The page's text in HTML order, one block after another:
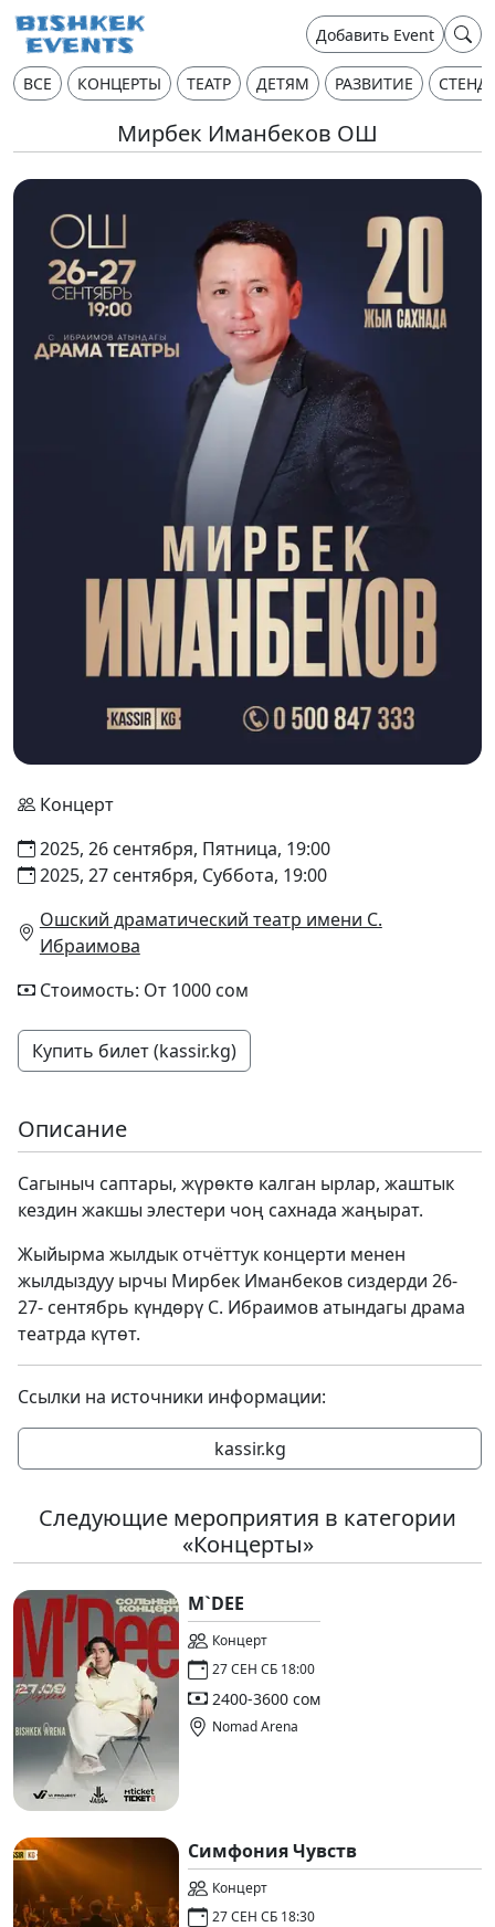
Добавить Event
ВСЕ КОНЦЕРТЫ ТЕАТР ДЕТЯМ РАЗВИТИЕ
Мирбек Иманбеков ОШ
Концерт
2025, 26 сентября, Пятница, 19:00
2025, 27 сентября, Суббота, 19:00
Ошский драматический театр имени С.
Ибраимова
Стоимость: От 1000 сом
Купить билет (kassir.kg)
Описание
Сагыныч саптары, жүрөктө калган ырлар, жаштык
кездин жакшы элестери чоң сахнада жаңырат.
Жыйырма жылдык отчёттук концерти менен
жылдыздуу ырчы Мирбек Иманбеков сиздерди 26-
27- сентябрь күндөрү С. Ибраимов атындагы драма
театрда күтөт.
Ссылки на источники информации:
kassir.kg
Следующие мероприятия в категории
«Концерты»
M`DEE
Концерт
27 СЕН СБ 18:00
2400-3600 сом
Nomad Arena
Симфония Чувств
Концерт
27 СЕН СБ 18:30